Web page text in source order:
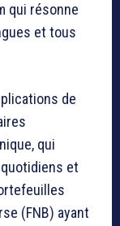
qui résonne
et tous
de
qui
et
(FNB) ayant